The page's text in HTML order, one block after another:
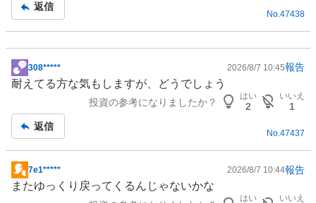
返信
No. 47438
掲
示
事
308***** 2026/8/7 10:45報告
耐えてる方な気もしますが、どうでしょう
投資の参考になりましたか？
はい
2
いいえ
1
返信
No.47437
掲
示
7e1***** 2026/8/7 10:44報告
またゆっくり戻ってくるんじゃないかな
はい いいえ